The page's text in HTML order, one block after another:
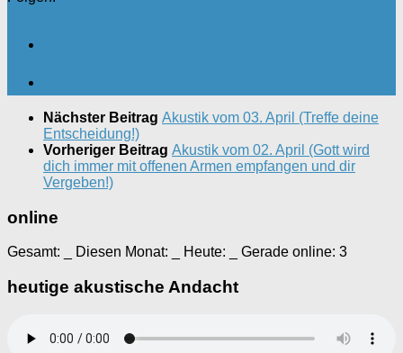
Nächster Beitrag Akustik vom 03. April (Treffe deine
Entscheidung!)
Vorheriger Beitrag Akustik vom 02. April (Gott wird
dich immer mit offenen Armen empfangen und dir
Vergeben!)
online
Gesamt: Diesen Monat: Heute: Gerade online: 3
heutige akustische Andacht